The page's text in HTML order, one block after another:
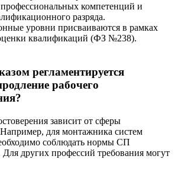
компетенций и
разряда.
уровни присваиваются в рамках
квалификаций (ФЗ №238).
регламентируется
рабочего
зависит от сферы
Например, для монтажника систем
соблюдать нормы СП
Для других профессий требования могут